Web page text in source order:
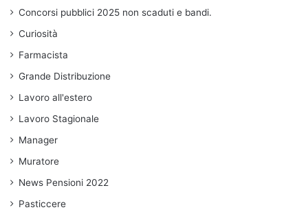
Concorsi pubblici 2025 non scaduti e bandi.
Curiosità
Farmacista
Grande Distribuzione
Lavoro all'estero
Lavoro Stagionale
Manager
Muratore
News Pensioni 2022
Pasticcere